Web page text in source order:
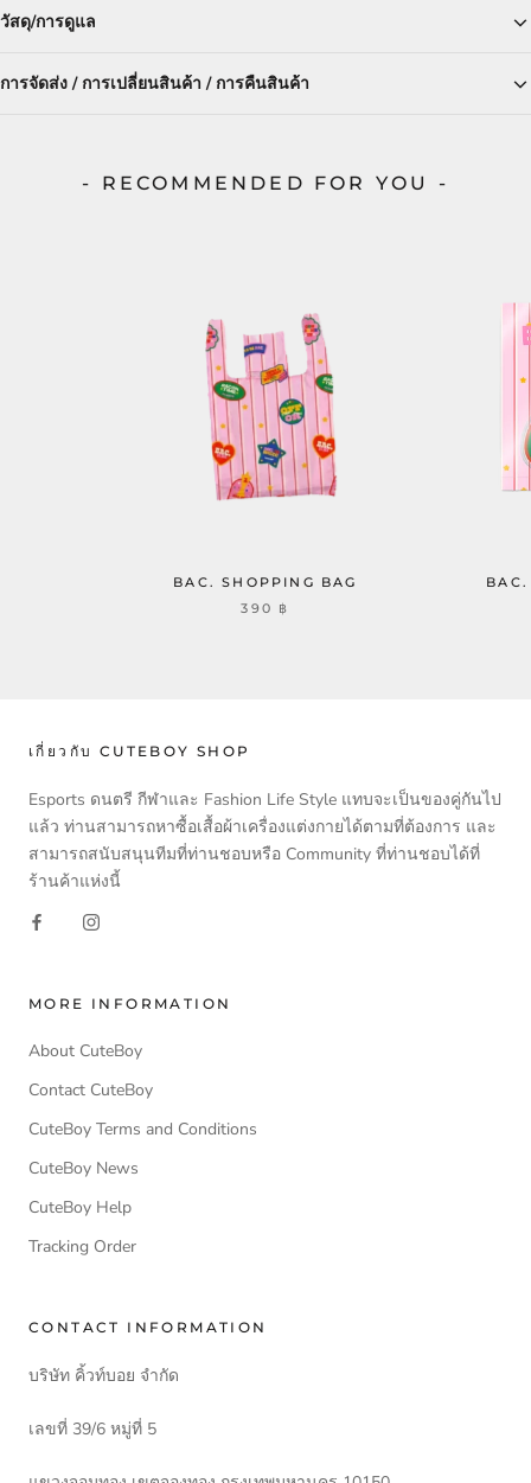
วัสดุ/การดูแล
การจัดส่ง / การเปลี่ยนสินค้า / การคืนสินค้า
- RECOMMENDED FOR YOU -
BAC. SHOPPING BAG
390 ฿
เกี่ยวกับ CUTEBOY SHOP
Esports ดนตรี กีฬาและ Fashion Life Style แทบจะเป็นของคู่กันไป
แล้ว ท่านสามารถหาซื้อเสื้อผ้าเครื่องแต่งกายได้ตามที่ต้องการ และ
สามารถสนับสนุนทีมที่ท่านชอบหรือ Community ที่ท่านชอบได้ที่
ร้านค้าแห่งนี้
MORE INFORMATION
About CuteBoy
Contact CuteBoy
CuteBoy Terms and Conditions
CuteBoy News
CuteBoy Help
Tracking Order
CONTACT INFORMATION
บริษัท คิ้วท์บอย จำกัด
เลขที่ 39/6 หมู่ที่ 5